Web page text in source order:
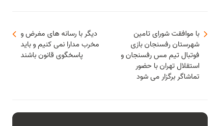
دیگر با رسانه های مغرض و
مخرب مدارا نمی کنیم و باید
پاسخگوی قانون باشند
با موافقت شورای تامین
شهرستان رفسنجان بازی
فوتبال تیم مس رفسنجان و
استقلال تهران با حضور
تماشاگر برگزار می شود